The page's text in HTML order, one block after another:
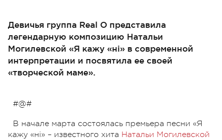
Девичья группа Real O представила
легендарную композицию Натальи
Могилевской «Я кажу «нi» в современной
интерпретации и посвятила ее своей
«творческой маме».
#@#
В начале марта состоялась премьера песни «Я
кажу «нi» – известного хита Натальи Могилевской